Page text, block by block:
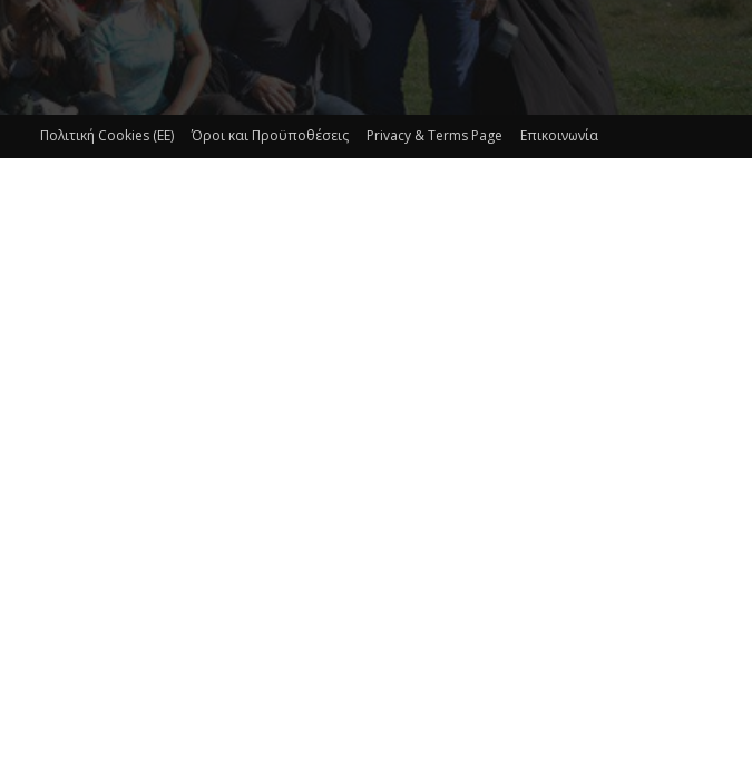
Πολιτική Cookies (ΕΕ) Όροι και Προϋποθέσεις Privacy & Terms Page Επικοινωνία